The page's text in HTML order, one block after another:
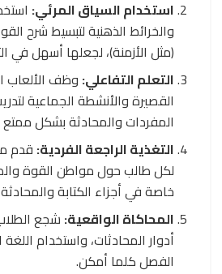
استخدام السياق المرئي:
والخرائط الذهنية لتبسيط شرح
(مثل الأزمنة)، لجعلها أسهل في
التعلم التفاعلي:وظف الألعاب
القصيرة والأنشطة الجماعية
المفردات والمحادثة بشكل
التغذية الراجعة الفردية: قدم
لكل طالب حول مواطن القوة
خاصة في أجزاء الكتابة
المحاكاة الواقعية: شجع
أدوار المحادثات، واستخدام اللغة
الفصل كلما أمكن.